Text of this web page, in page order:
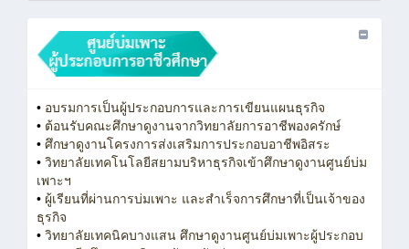
• อบรมการเป็นผู้ประกอบการและการเขียนแผนธุรกิจ
• ต้อนรับคณะศึกษาดูงานจากวิทยาลัยการอาชีพองครักษ์
• ศึกษาดูงานโครงการส่งเสริมการประกอบอาชีพอิสระ
• วิทยาลัยเทคโนโลยีสยามบริหาธุรกิจเข้าศึกษาดูงานศูนย์บ่ม
เพาะฯ
• ผู้เรียนที่ผ่านการบ่มเพาะ และสำเร็จการศึกษาที่เป็นเจ้าของ
ธุรกิจ
• วิทยาลัยเทคนิคบางแสน ศึกษาดูงานศูนย์บ่มเพาะผู้ประกอบ